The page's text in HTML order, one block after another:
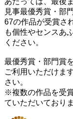
見事最優秀賞・部
67の作品が受賞さ
も個性やセンスあ
ください。
最優秀賞・部門賞
ご利用いただけま
さい。
※複数の作品を受
ていただいており